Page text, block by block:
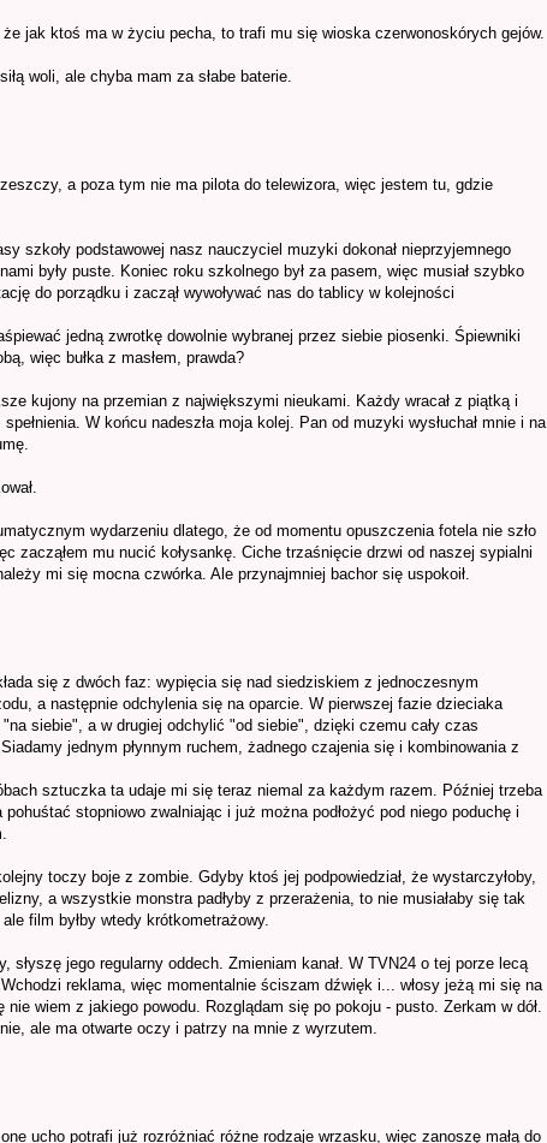
że jak ktoś ma w życiu pecha, to trafi mu się wioska czerwonoskórych gejów.
woli, ale chyba mam za słabe baterie.
a poza tym nie ma pilota do telewizora, więc jestem tu, gdzie
szkoły podstawowej nasz nauczyciel muzyki dokonał nieprzyjemnego
były puste. Koniec roku szkolnego był za pasem, więc musiał szybko
do porządku i zaczął wywoływać nas do tablicy w kolejności
jedną zwrotkę dowolnie wybranej przez siebie piosenki. Śpiewniki
więc bułka z masłem, prawda?
kujony na przemian z największymi nieukami. Każdy wracał z piątką i
W końcu nadeszła moja kolej. Pan od muzyki wysłuchał mnie i na
wydarzeniu dlatego, że od momentu opuszczenia fotela nie szło
zacząłem mu nucić kołysankę. Ciche trzaśnięcie drzwi od naszej sypialni
mi się mocna czwórka. Ale przynajmniej bachor się uspokoił.
się z dwóch faz: wypięcia się nad siedziskiem z jednoczesnym
a następnie odchylenia się na oparcie. W pierwszej fazie dzieciaka
siebie", a w drugiej odchylić "od siebie", dzięki czemu cały czas
jednym płynnym ruchem, żadnego czajenia się i kombinowania z
sztuczka ta udaje mi się teraz niemal za każdym razem. Później trzeba
stopniowo zwalniając i już można podłożyć pod niego poduchę i
toczy boje z zombie. Gdyby ktoś jej podpowiedział, że wystarczyłoby,
a wszystkie monstra padłyby z przerażenia, to nie musiałaby się tak
film byłby wtedy krótkometrażowy.
słyszę jego regularny oddech. Zmieniam kanał. W TVN24 o tej porze lecą
reklama, więc momentalnie ściszam dźwięk i... włosy jeżą mi się na
nie wiem z jakiego powodu. Rozglądam się po pokoju - pusto. Zerkam w dół.
ale ma otwarte oczy i patrzy na mnie z wyrzutem.
ucho potrafi już rozróżniać różne rodzaje wrzasku, więc zanoszę małą do